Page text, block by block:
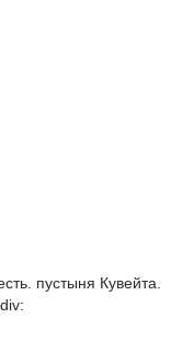
пустыня Кувейта.